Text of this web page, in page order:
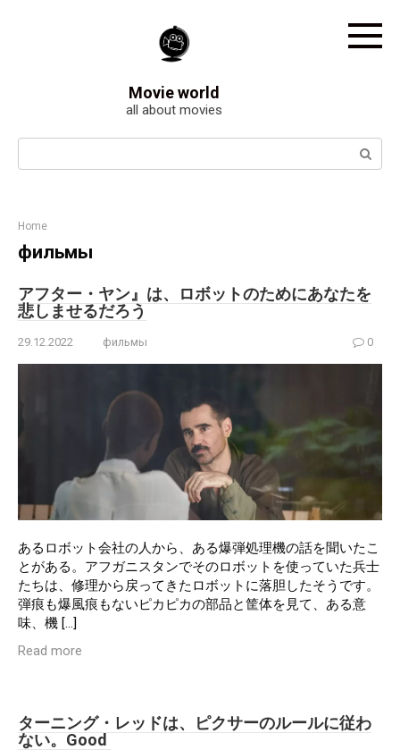
Movie world
all about movies
Search:
Home
фильмы
アフター・ヤン』は、ロボットのためにあなたを
悲しませるだろう
29.12.2022 фильмы 0
あるロボット会社の人から、ある爆弾処理機の話を聞いたこ
とがある。アフガニスタンでそのロボットを使っていた兵士
たちは、修理から戻ってきたロボットに落胆したそうです。
弾痕も爆風痕もないピカピカの部品と筐体を見て、ある意
味、機 […]
Read more
ターニング・レッドは、ピクサーのルールに従わ
ない。Good